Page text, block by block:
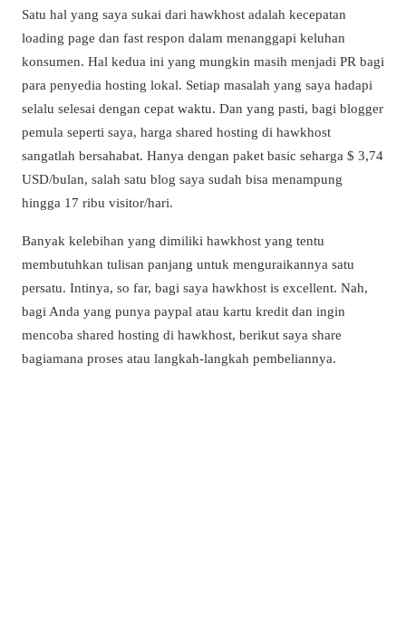
Satu hal yang saya sukai dari hawkhost adalah kecepatan
loading page dan fast respon dalam menanggapi keluhan
konsumen. Hal kedua ini yang mungkin masih menjadi PR bagi
para penyedia hosting lokal. Setiap masalah yang saya hadapi
selalu selesai dengan cepat waktu. Dan yang pasti, bagi blogger
pemula seperti saya, harga shared hosting di hawkhost
sangatlah bersahabat. Hanya dengan paket basic seharga $ 3,74
USD/bulan, salah satu blog saya sudah bisa menampung
hingga 17 ribu visitor/hari.
Banyak kelebihan yang dimiliki hawkhost yang tentu
membutuhkan tulisan panjang untuk menguraikannya satu
persatu. Intinya, so far, bagi saya hawkhost is excellent. Nah,
bagi Anda yang punya paypal atau kartu kredit dan ingin
mencoba shared hosting di hawkhost, berikut saya share
bagiamana proses atau langkah-langkah pembeliannya.